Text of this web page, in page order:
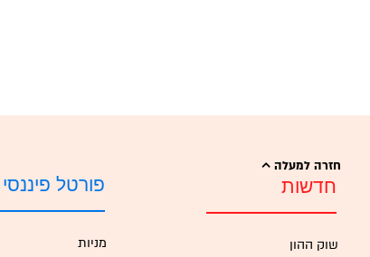
חזרה למעלה
חדשות
שוק ההון
פורטל פיננסי
מניות